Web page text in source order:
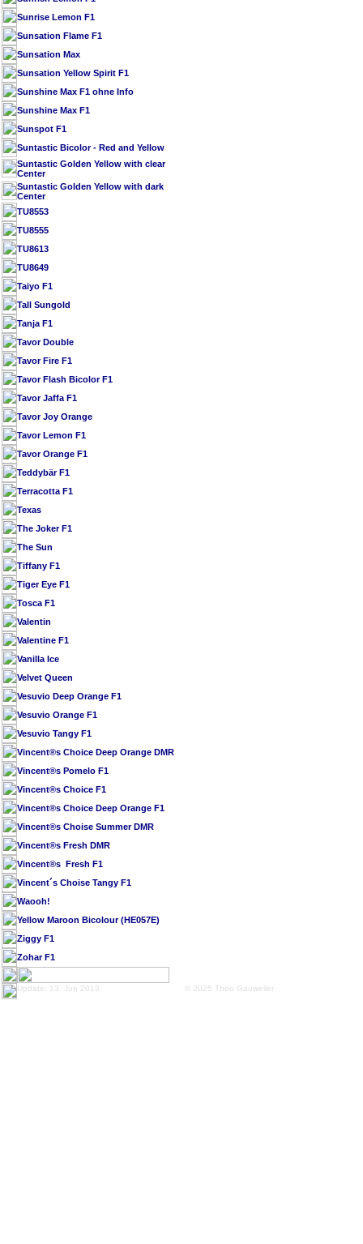
Sunrise Lemon F1
Sunsation Flame F1
Sunsation Max
Sunsation Yellow Spirit F1
Sunshine Max F1 ohne Info
Sunshine Max F1
Sunspot F1
Suntastic Bicolor - Red and Yellow
Suntastic Golden Yellow with clear
Center
Suntastic Golden Yellow with dark
Center
TU8553
TU8555
TU8613
TU8649
Taiyo F1
Tall Sungold
Tanja F1
Tavor Double
Tavor Fire F1
Tavor Flash Bicolor F1
Tavor Jaffa F1
Tavor Joy Orange
Tavor Lemon F1
Tavor Orange F1
Teddybär F1
Terracotta F1
Texas
The Joker F1
The Sun
Tiffany F1
Tiger Eye F1
Tosca F1
Valentin
Valentine F1
Vanilla Ice
Velvet Queen
Vesuvio Deep Orange F1
Vesuvio Orange F1
Vesuvio Tangy F1
Vincent®s Choice Deep Orange DMR
Vincent®s Pomelo F1
Vincent®s Choice F1
Vincent®s Choice Deep Orange F1
Vincent®s Choise Summer DMR
Vincent®s Fresh DMR
Vincent®s Fresh F1
Vincent´s Choise Tangy F1
Waooh!
Yellow Maroon Bicolour (HE057E)
Ziggy F1
Zohar F1
Update: 13. Jun 2013 © 2025 Theo Gauweiler